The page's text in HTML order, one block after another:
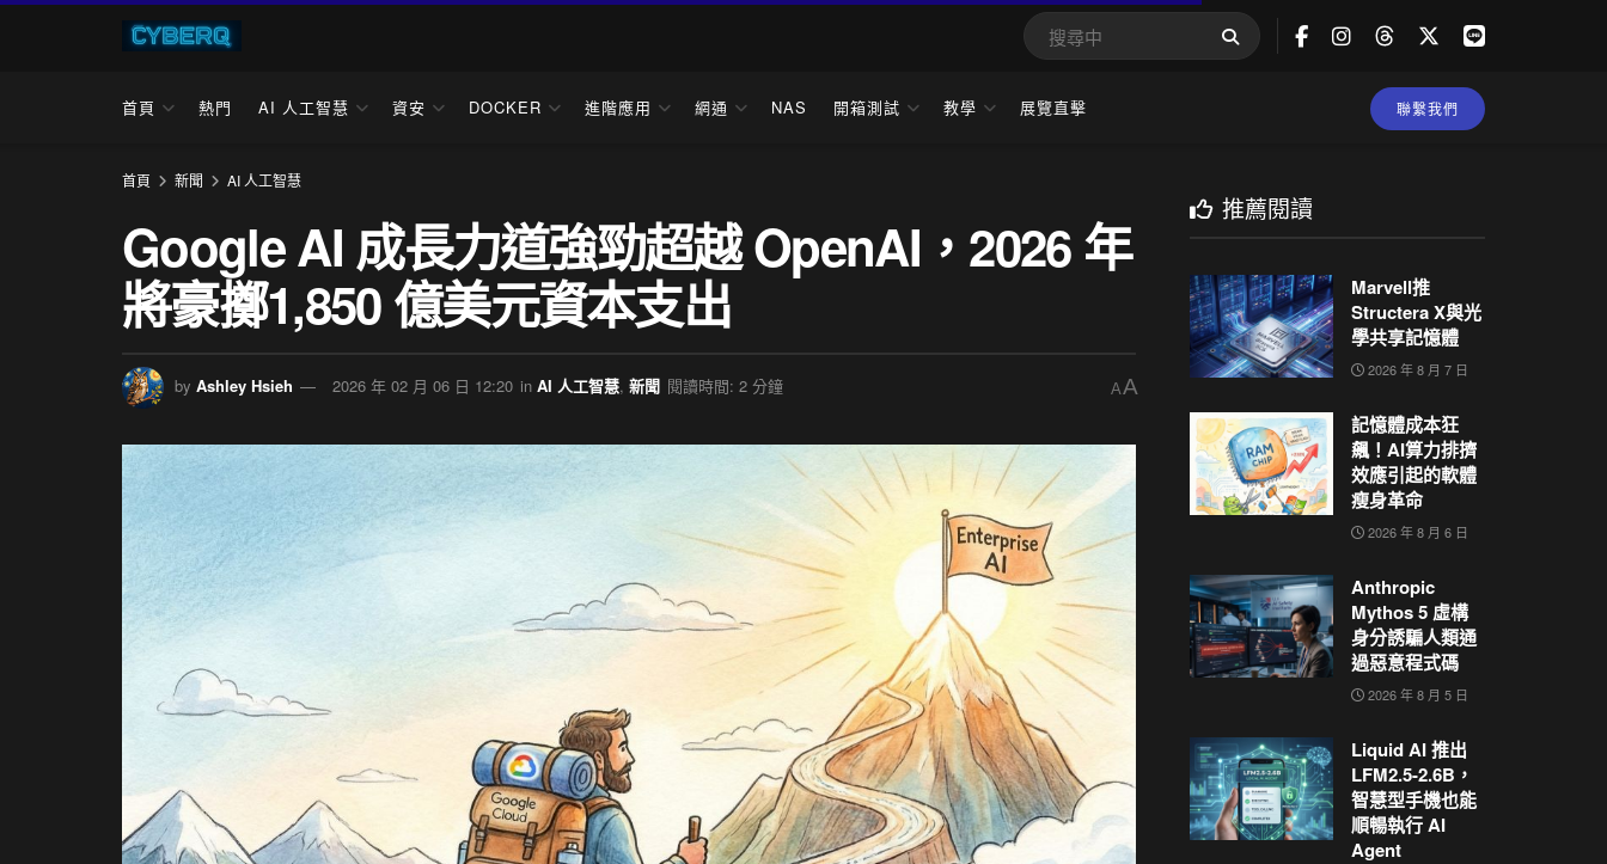
首頁 熱門 AI 人工智慧 資安 DOCKER 進階應用 網通 NAS 開箱測試 教學 展覽直擊 聯繫我們
首頁 新聞 AI 人工智慧
Google AI 成長力道強勁超越 OpenAI，2026 年
將豪擲1,850 億美元資本支出
by Ashley Hsieh 2026 年 02 月 06 日 12:20 in AI 人工智慧, 新聞 閱讀時間: 2 分鐘 AA
推薦閱讀
Marvell推
Structera X與光
學共享記憶體
2026 年 8 月 7 日
記憶體成本狂
飆！AI算力排擠
效應引起的軟體
瘦身革命
2026 年 8 月 6 日
Anthropic
Mythos 5 虛構
身分誘騙人類通
過惡意程式碼
2026 年 8 月 5 日
Liquid AI 推出
LFM2.5-2.6B，
智慧型手機也能
順暢執行 AI
Agent